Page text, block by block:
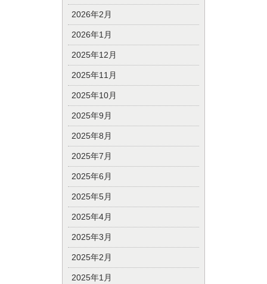
2026年2月
2026年1月
2025年12月
2025年11月
2025年10月
2025年9月
2025年8月
2025年7月
2025年6月
2025年5月
2025年4月
2025年3月
2025年2月
2025年1月